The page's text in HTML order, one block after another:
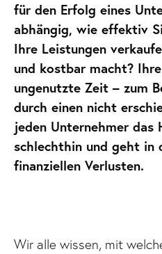
für den Erfolg eines
abhängig, wie effektiv
Ihre Leistungen
und kostbar macht?
ungenutzte Zeit – zum
durch einen nicht
jeden Unternehmer das
schlechthin und geht in
finanziellen Verlusten.
Wir alle wissen, mit